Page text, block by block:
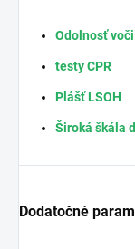
Odolnosť
testy CPR
Plášť LSOH
Široká škála
Dodatočné